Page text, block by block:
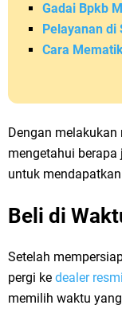
Gadai Bpkb
Pelayanan di
Cara
Dengan
mengetahui
untuk
Beli di
Setelah
pergi ke dealer
memilih waktu